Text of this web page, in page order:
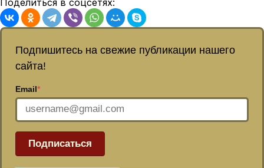
Подпишитесь на свежие публикации нашего
сайта!
Email*
Подписаться